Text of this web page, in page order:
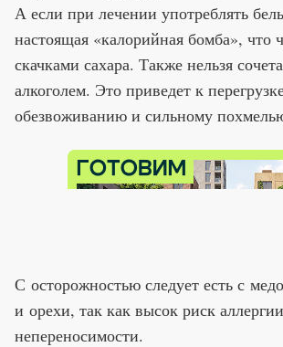
А если при лечении употреблять
настоящая «калорийная бомба», что
скачками сахара. Также нельзя
алкоголем. Это приведет к
обезвоживанию и сильному
С осторожностью следует есть с
и орехи, так как высок риск
непереносимости.